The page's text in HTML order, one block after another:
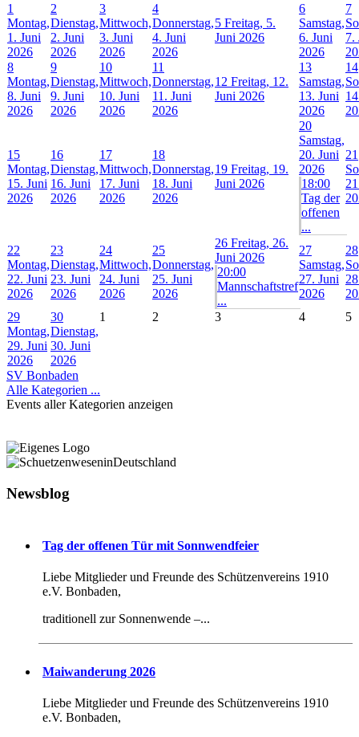
1
Montag,
1. Juni
2026
2
Dienstag,
2. Juni
2026
3
Mittwoch,
3. Juni
2026
4
Donnerstag,
4. Juni
2026
5 Freitag, 5.
Juni 2026
6
Samstag,
6. Juni
2026
7
7.
8
Montag,
8. Juni
2026
9
Dienstag,
9. Juni
2026
10
Mittwoch,
10. Juni
2026
11
Donnerstag,
11. Juni
2026
12 Freitag, 12.
Juni 2026
13
Samstag,
13. Juni
2026
14
15
Montag,
15. Juni
2026
16
Dienstag,
16. Juni
2026
17
Mittwoch,
17. Juni
2026
18
Donnerstag,
18. Juni
2026
19 Freitag, 19.
Juni 2026
20
Samstag,
20. Juni
2026
18:00
Tag der
offenen
...
21
22
Montag,
22. Juni
2026
23
Dienstag,
23. Juni
2026
24
Mittwoch,
24. Juni
2026
25
Donnerstag,
25. Juni
2026
26 Freitag, 26.
Juni 2026
20:00
Mannschaftstref
...
27
Samstag,
27. Juni
2026
28
29
Montag,
29. Juni
2026
30
Dienstag,
30. Juni
2026
1 2 3 4 5
SV Bonbaden
Alle Kategorien ...
Events aller Kategorien anzeigen
Newsblog
Tag der offenen Tür mit Sonnwendfeier
Liebe Mitglieder und Freunde des Schützenvereins 1910
e.V. Bonbaden,
traditionell zur Sonnenwende –...
Maiwanderung 2026
Liebe Mitglieder und Freunde des Schützenvereins 1910
e.V. Bonbaden,